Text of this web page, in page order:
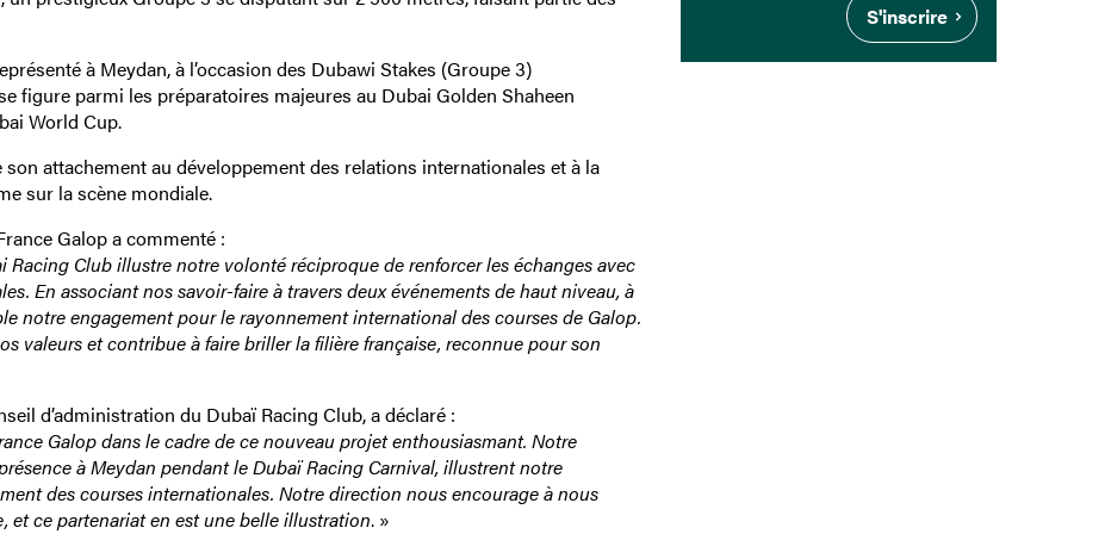
à Meydan, à l’occasion des Dubawi Stakes (Groupe 3)
figure parmi les préparatoires majeures au Dubai Golden Shaheen
World Cup.
attachement au développement des relations internationales et à la
sur la scène mondiale.
Galop a commenté :
Racing Club illustre notre volonté réciproque de renforcer les échanges avec
En associant nos savoir-faire à travers deux événements de haut niveau, à
notre engagement pour le rayonnement international des courses de Galop.
valeurs et contribue à faire briller la filière française, reconnue pour son
d’administration du Dubaï Racing Club, a déclaré :
Galop dans le cadre de ce nouveau projet enthousiasmant. Notre
à Meydan pendant le Dubaï Racing Carnival, illustrent notre
des courses internationales. Notre direction nous encourage à nous
et ce partenariat en est une belle illustration. »
S'inscrire